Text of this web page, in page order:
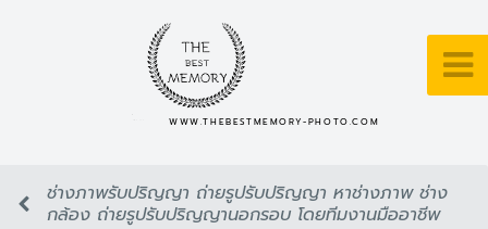
WWW.THEBESTMEMORY-PHOTO.COM
ช่างภาพรับปริญญา ถ่ายรูปรับปริญญา หาช่างภาพ ช่าง
กล้อง ถ่ายรูปรับปริญญานอกรอบ โดยทีมงานมืออาชีพ